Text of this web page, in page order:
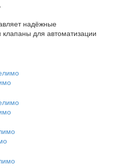
надёжные
для автоматизации